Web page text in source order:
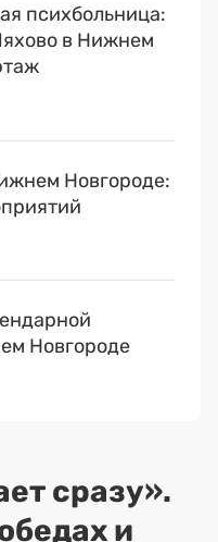
психбольница:
в Нижнем
Новгороде:
Новгороде
сразу».
и